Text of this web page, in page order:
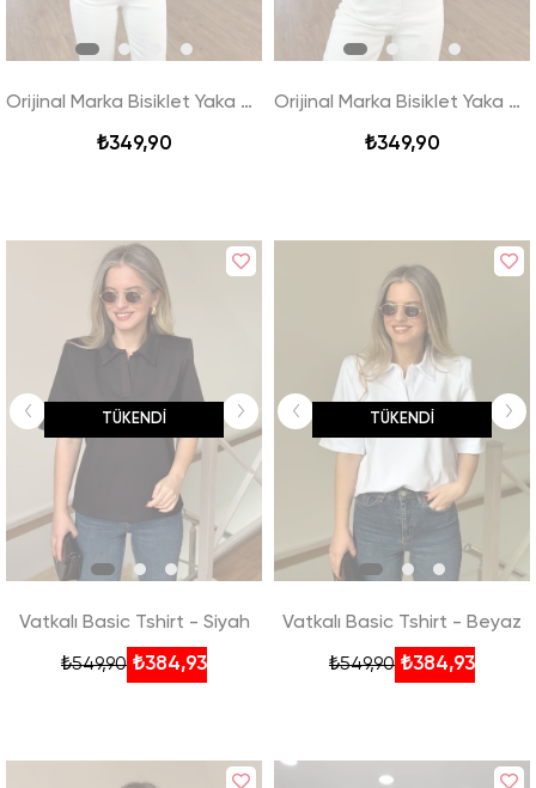
Orijinal Marka Bisiklet Yaka Tshirt - Pembe
₺349,90
Orijinal Marka Bisiklet Yaka Tshirt - Mavi
₺349,90
TÜKENDI
Vatkalı Basic Tshirt - Siyah
₺384,93
₺549,90
TÜKENDI
Vatkalı Basic Tshirt - Beyaz
₺384,93
₺549,90